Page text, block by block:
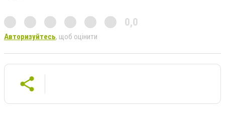
0,0
Авторизуйтесь, щоб оцінити